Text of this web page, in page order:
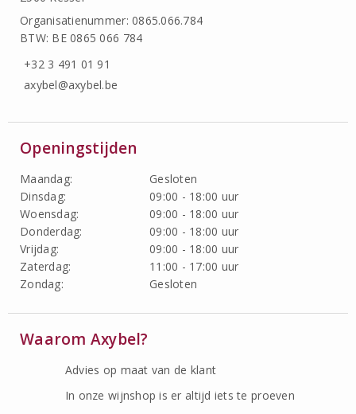
Organisatienummer: 0865.066.784
BTW: BE 0865 066 784
+32 3 491 01 91
axybel@axybel.be
Openingstijden
Maandag:
Gesloten
Dinsdag:
09:00 - 18:00 uur
Woensdag:
09:00 - 18:00 uur
Donderdag:
09:00 - 18:00 uur
Vrijdag:
09:00 - 18:00 uur
Zaterdag:
11:00 - 17:00 uur
Zondag:
Gesloten
Waarom Axybel?
Advies op maat van de klant
In onze wijnshop is er altijd iets te proeven